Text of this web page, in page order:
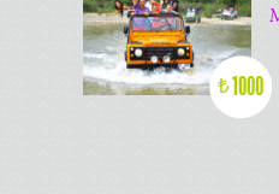
₺1000